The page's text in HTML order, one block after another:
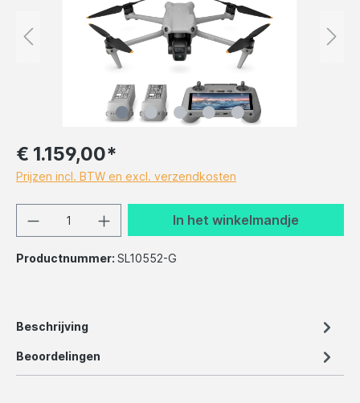
€ 1.159,00*
Prijzen incl. BTW en excl. verzendkosten
In het winkelmandje
Productnummer: SL10552-G
Beschrijving
Beoordelingen